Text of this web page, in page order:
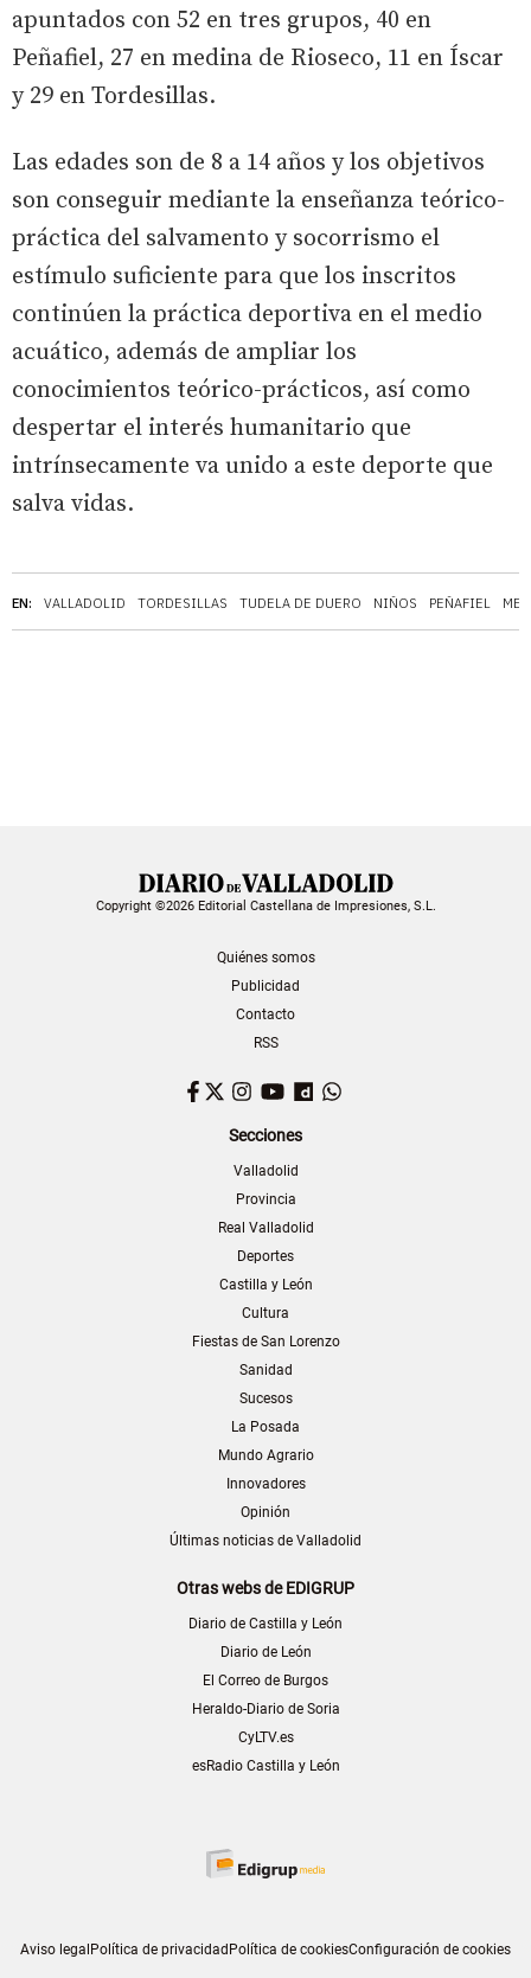
EN: VALLADOLID TORDESILLAS TUDELA DE DUERO NIÑOS PEÑAFIEL
apuntados con 52 en tres grupos, 40 en
Peñafiel, 27 en medina de Rioseco, 11 en Íscar
y 29 en Tordesillas.
Las edades son de 8 a 14 años y los objetivos
son conseguir mediante la enseñanza teórico-
práctica del salvamento y socorrismo el
estímulo suficiente para que los inscritos
continúen la práctica deportiva en el medio
acuático, además de ampliar los
conocimientos teórico-prácticos, así como
despertar el interés humanitario que
intrínsecamente va unido a este deporte que
salva vidas.
Copyright ©2026 Editorial Castellana de Impresiones, S.L.
Quiénes somos
Publicidad
Contacto
RSS
Facebook
TwitterInstagram
YouTubeDailymotion
Secciones
Valladolid
Provincia
Real Valladolid
Deportes
Castilla y León
Cultura
Fiestas de San Lorenzo
Sanidad
Sucesos
La Posada
Mundo Agrario
Innovadores
Opinión
Últimas noticias de Valladolid
Otras webs de EDIGRUP
Diario de Castilla y León
Diario de León
El Correo de Burgos
Heraldo-Diario de Soria
CyLTV.es
esRadio Castilla y León
Aviso legal Política de privacidad Política de cookiesConfiguración de cookies